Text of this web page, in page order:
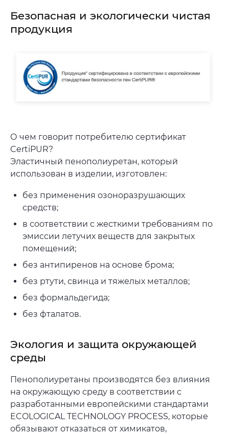
Безопасная и экологически чистая
продукция
О чем говорит потребителю сертификат
CertiPUR?
Эластичный пенополиуретан, который
использован в изделии, изготовлен:
без применения озоноразрушающих
средств;
в соответствии с жесткими требованиям по
эмиссии летучих веществ для закрытых
помещений;
без антипиренов на основе брома;
без ртути, свинца и тяжелых металлов;
без формальдегида;
без фталатов.
Экология и защита окружающей
среды
Пенополиуретаны производятся без влияния
на окружающую среду в соответствии с
разработанными европейскими стандартами
ECOLOGICAL TECHNOLOGY PROCESS, которые
обязывают отказаться от химикатов,